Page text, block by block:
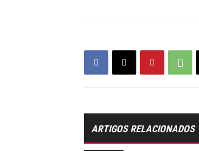
ARTIGOS RELACIONADOS